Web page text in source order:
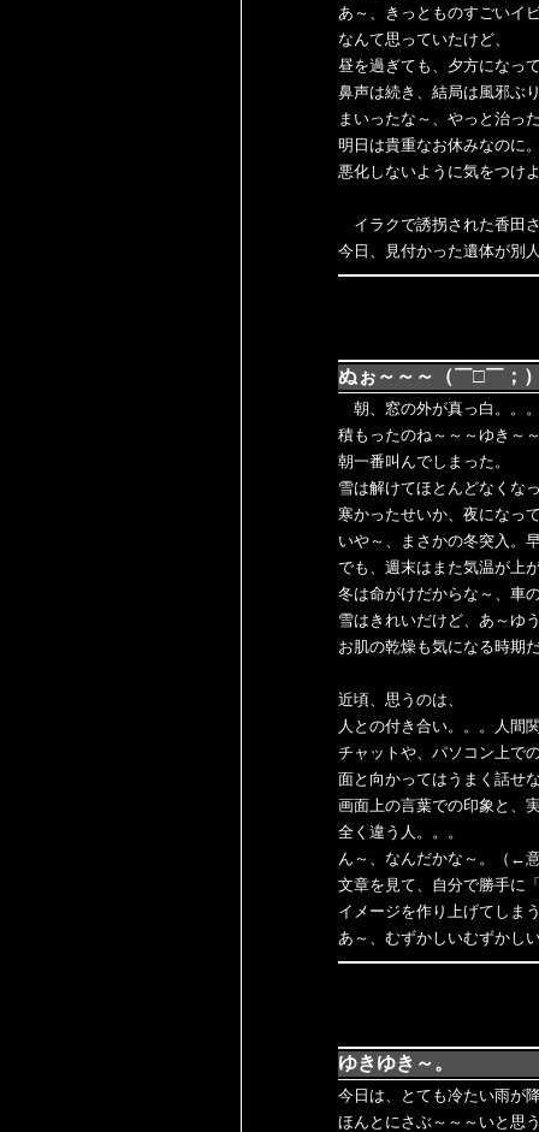
あ～、きっとものすごいイ
なんて思っていたけど、
昼を過ぎても、夕方になっ
鼻声は続き、結局は風邪ぶ
まいったな～、やっと治っ
明日は貴重なお休みなのに
悪化しないように気をつけ
イラクで誘拐された香田
今日、見付かった遺体が別
ぬぉ～～～（￣□￣；
朝、窓の外が真っ白。。
積もったのね～～～ゆき～
朝一番叫んでしまった。
雪は解けてほとんどなくな
寒かったせいか、夜になっ
いや～、まさかの冬突入。
でも、週末はまた気温が上
冬は命がけだからな～、車
雪はきれいだけど、あ～ゆ
お肌の乾燥も気になる時期
近頃、思うのは、
人との付き合い。。。人間
チャットや、パソコン上で
面と向かってはうまく話せ
画面上の言葉での印象と、
全く違う人。。。
ん～、なんだかな～。（←
文章を見て、自分で勝手に
イメージを作り上げてしま
あ～、むずかしいむずかし
ゆきゆき～。
今日は、とても冷たい雨が
ほんとにさぶ～～～いと思